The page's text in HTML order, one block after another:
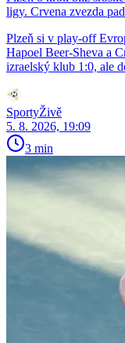
ligy. Crvena zvezda
Plzeň si v play-off
Hapoel Beer-Sheva a
izraelský klub 1:0, ale
SportyŽivě
5. 8. 2026, 19:09
3 min